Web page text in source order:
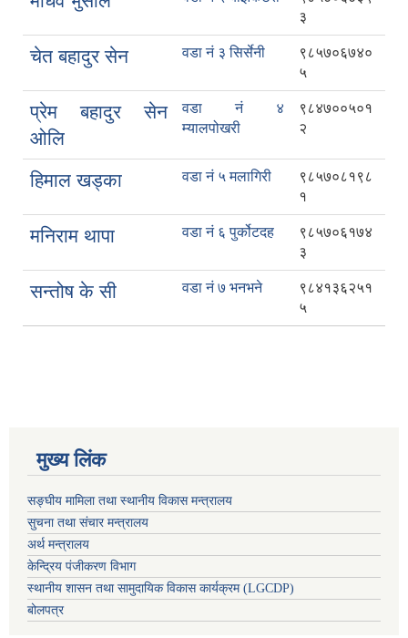
३
चेत बहादुर सेन वडा नं ३ सिर्सेनी
९८५७०६७४०
५
प्रेम बहादुर सेन
ओलि
वडा नं ४
म्यालपोखरी
९८४७००५०१
२
हिमाल खड्का वडा नं ५ मलागिरी
९८५७०८१९८
१
मनिराम थापा वडा नं ६ पुर्कोटदह
९८५७०६१७४
३
सन्तोष के सी वडा नं ७ भनभने
९८४१३६२५१
५
मुख्य लिंक
सङ्घीय मामिला तथा स्थानीय विकास मन्त्रालय
सुचना तथा संचार मन्त्रालय
अर्थ मन्त्रालय
केन्द्रिय पंजीकरण विभाग
स्थानीय शासन तथा सामुदायिक विकास कार्यक्रम (LGCDP)
बोलपत्र